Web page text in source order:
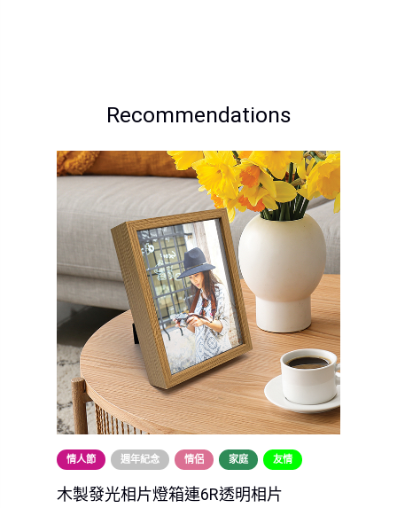
Recommendations
情人節 週年紀念 情侶 家庭 友情
木製發光相片燈箱連6R透明相片